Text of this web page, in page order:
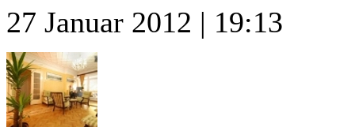
27 Januar 2012 | 19:13